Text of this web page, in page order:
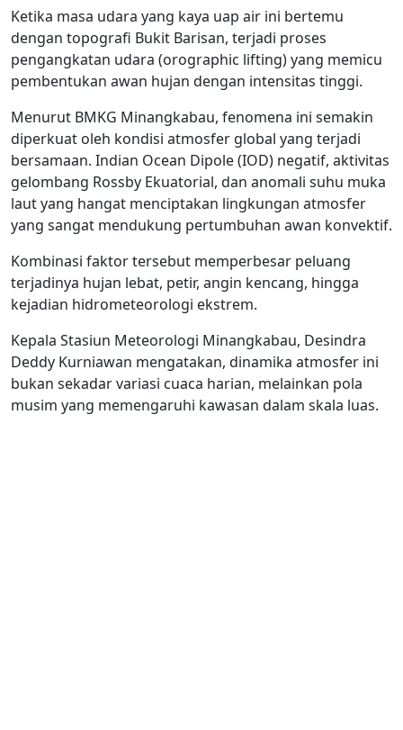
Ketika masa udara yang kaya uap air ini bertemu
dengan topografi Bukit Barisan, terjadi proses
pengangkatan udara (orographic lifting) yang memicu
pembentukan awan hujan dengan intensitas tinggi.
Menurut BMKG Minangkabau, fenomena ini semakin
diperkuat oleh kondisi atmosfer global yang terjadi
bersamaan. Indian Ocean Dipole (IOD) negatif, aktivitas
gelombang Rossby Ekuatorial, dan anomali suhu muka
laut yang hangat menciptakan lingkungan atmosfer
yang sangat mendukung pertumbuhan awan konvektif.
Kombinasi faktor tersebut memperbesar peluang
terjadinya hujan lebat, petir, angin kencang, hingga
kejadian hidrometeorologi ekstrem.
Kepala Stasiun Meteorologi Minangkabau, Desindra
Deddy Kurniawan mengatakan, dinamika atmosfer ini
bukan sekadar variasi cuaca harian, melainkan pola
musim yang memengaruhi kawasan dalam skala luas.